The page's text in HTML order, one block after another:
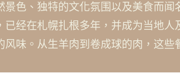
色、独特的文化氛围以及美食而闻
经在札幌扎根多年，并成为当地
味。从生羊肉到卷成球的肉，这